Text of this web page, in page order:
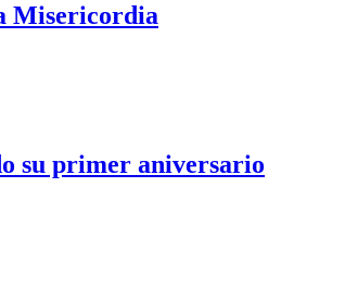
Misericordia
su primer aniversario